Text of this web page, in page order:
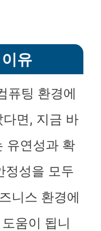
유
퓨팅 환경에
면, 지금 바
유연성과 확
정성을 모두
니스 환경에
움이 됩니